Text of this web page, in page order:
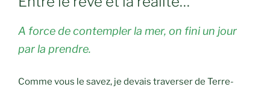
A force de contempler la mer, on fini un jour
par la prendre.
Comme vous le savez, je devais traverser de Terre-